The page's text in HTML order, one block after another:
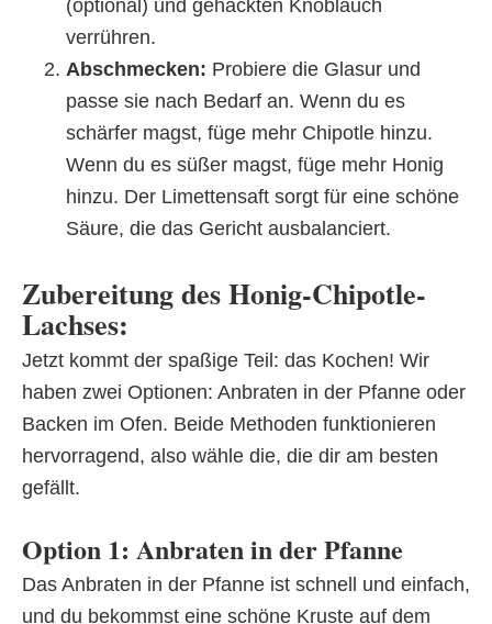
(optional) und gehackten Knoblauch
verrühren.
Abschmecken: Probiere die Glasur und
passe sie nach Bedarf an. Wenn du es
schärfer magst, füge mehr Chipotle hinzu.
Wenn du es süßer magst, füge mehr Honig
hinzu. Der Limettensaft sorgt für eine schöne
Säure, die das Gericht ausbalanciert.
Zubereitung des Honig-Chipotle-
Lachses:
Jetzt kommt der spaßige Teil: das Kochen! Wir
haben zwei Optionen: Anbraten in der Pfanne oder
Backen im Ofen. Beide Methoden funktionieren
hervorragend, also wähle die, die dir am besten
gefällt.
Option 1: Anbraten in der Pfanne
Das Anbraten in der Pfanne ist schnell und einfach,
und du bekommst eine schöne Kruste auf dem